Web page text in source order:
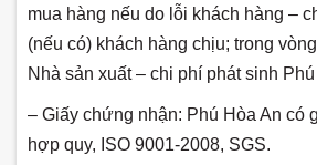
mua hàng nếu do lỗi khách hàng –
(nếu có) khách hàng chịu; trong
Nhà sản xuất – chi phí phát sinh
– Giấy chứng nhận: Phú Hòa An có
hợp quy, ISO 9001-2008, SGS.